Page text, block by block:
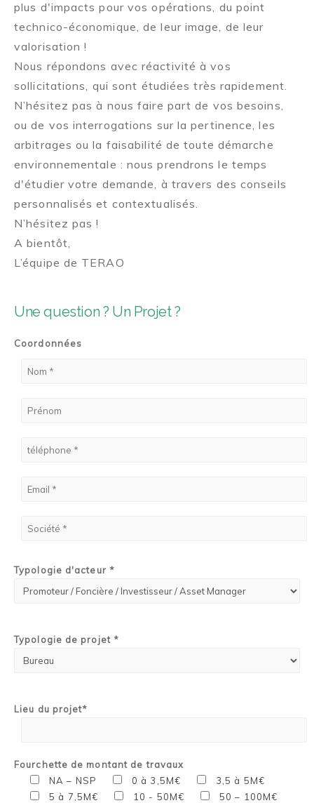
Une question ? Un Projet ?
Coordonnées
Typologie d'acteur *
Typologie de projet *
Lieu du projet*
Fourchette de montant de travaux
NA – NSP
0 à 3,5M€
3,5 à 5M€
5 à 7,5M€
10 - 50M€
50 – 100M€
plus d'impacts pour vos opérations, du point
technico-économique, de leur image, de leur
valorisation !
Nous répondons avec réactivité à vos
sollicitations, qui sont étudiées très rapidement.
N’hésitez pas à nous faire part de vos besoins,
ou de vos interrogations sur la pertinence, les
arbitrages ou la faisabilité de toute démarche
environnementale : nous prendrons le temps
d'étudier votre demande, à travers des conseils
personnalisés et contextualisés.
N’hésitez pas !
A bientôt,
L’équipe de TERAO